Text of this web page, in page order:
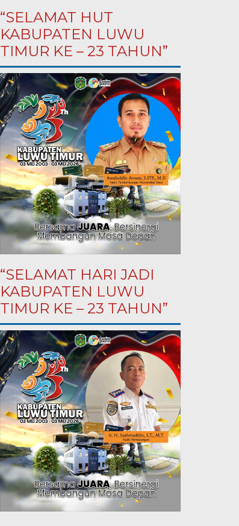
“SELAMAT HUT
KABUPATEN LUWU
TIMUR KE – 23 TAHUN”
“SELAMAT HARI JADI
KABUPATEN LUWU
TIMUR KE – 23 TAHUN”